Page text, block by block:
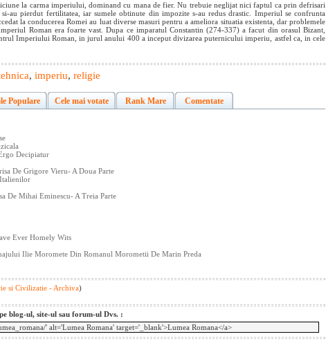
la carma imperiului, dominand cu mana de fier. Nu trebuie neglijat nici faptul ca prin defrisari
au pierdut fertilitatea, iar sumele obtinute din impozite s-au redus drastic. Imperiul se confrunta
la conducerea Romei au luat diverse masuri pentru a ameliora situatia existenta, dar problemele
Roman era foarte vast. Dupa ce imparatul Constantin (274-337) a facut din orasul Bizant,
Imperiului Roman, in jurul anului 400 a inceput divizarea puternicului imperiu, astfel ca, in cele
, imperiu, religie
Populare Cele mai votate Rank Mare Comentate
Decipiatur
De Grigore Vieru- A Doua Parte
De Mihai Eminescu- A Treia Parte
Ever Homely Wits
Ilie Moromete Din Romanul Morometii De Marin Preda
si Civilizatie - Archiva)
blog-ul, site-ul sau forum-ul Dvs. :